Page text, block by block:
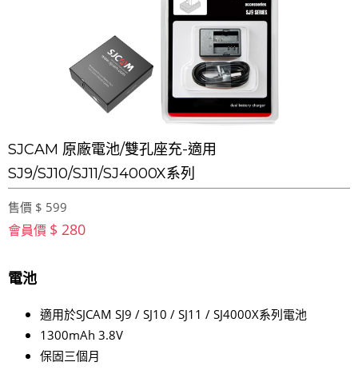
SJCAM 原廠電池/雙孔座充-適用
SJ9/SJ10/SJ11/SJ4000X系列
售價 $ 599
會員價 $ 280
電池
適用於SJCAM SJ9 / SJ10 / SJ11 / SJ4000X系列電池
1300mAh 3.8V
保固三個月